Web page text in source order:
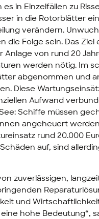
in Einzelfällen zu
in die Rotorblätter
verändern.
die Folge sein. Das Ziel
Anlage von rund 20
werden nötig. Im
abgenommen und
Diese
Aufwand
Schiffe müssen
angeheuert
rund 20.000
auf, sind
zuverlässigen,
und
hohe Bedeutung“,